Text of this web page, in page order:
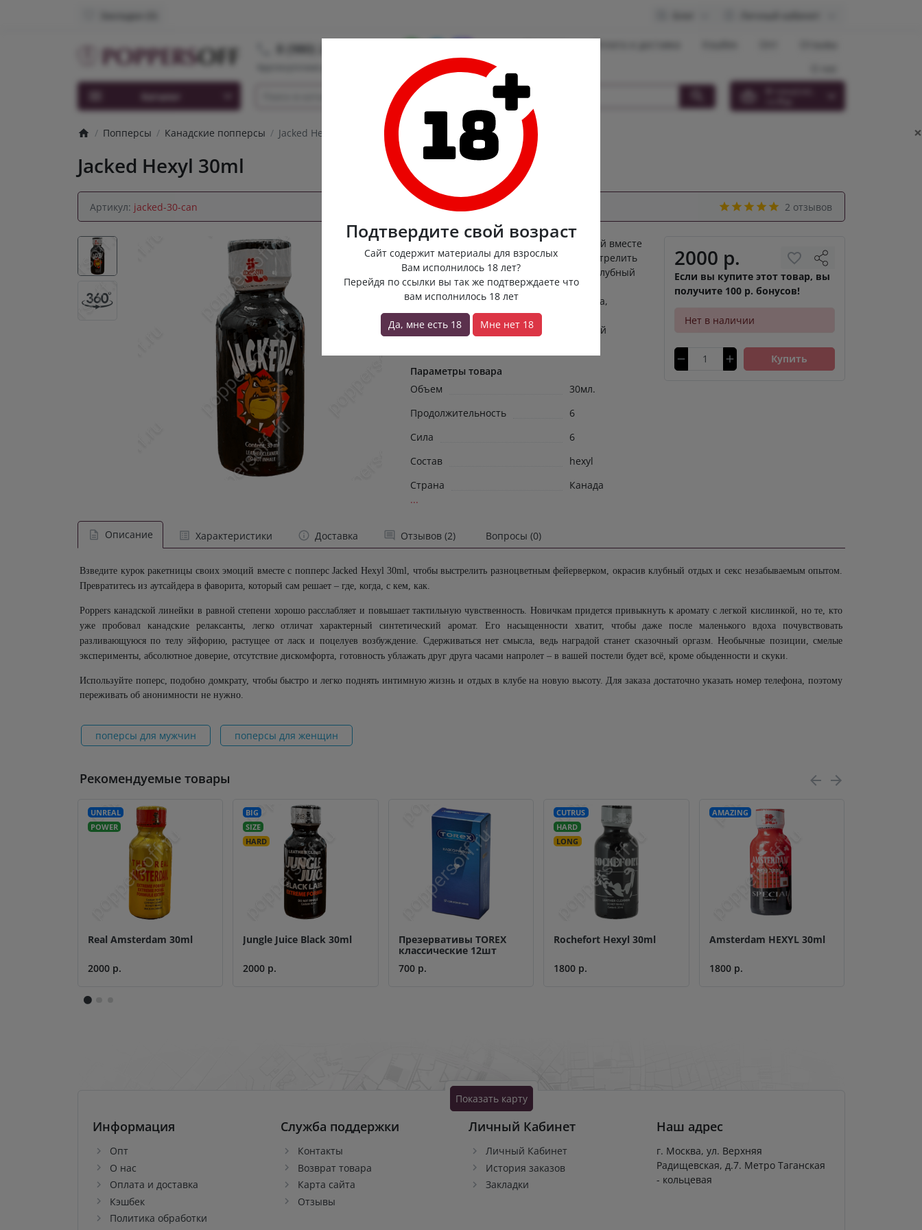
Подтвердите свой возраст
Сайт содержит материалы для взрослых
Вам исполнилось 18 лет?
Перейдя по ссылки вы так же подтверждаете что
вам исполнилось 18 лет
Да, мне есть 18 Мне нет 18
8 (980) 222-88-55
Каталог
×
Попперсы Канадские попперсы Jacked Hexyl 30ml
Jacked Hexyl 30ml
Артикул: jacked-30-can 2 отзывов
HARD
2000 р.
Если вы купите этот товар, вы
получите 100 р. бонусов!
Нет в наличии
Купить
Взведите курок ракетницы своих эмоций вместе
с попперс Jacked Hexyl 30ml, чтобы выстрелить
разноцветным фейерверком, окрасив клубный
отдых и секс незабываемым опытом.
Превратитесь из аутсайдера в фаворита,
который сам решает – где, когда, с кем,
как.Poppers канадской линейки в равной
Параметры товара
Объем
30мл.
Продолжительность
6
Сила
6
Состав
hexyl
Страна
Канада
...
Описание Характеристики Доставка Отзывов (2) Вопросы (0)
Взведите курок ракетницы своих эмоций вместе с попперсJacked Hexyl 30ml
, чтобы выстрелить разноцветным фейерверком, окрасив клубный отдых и секс незабываемым опытом.
Превратитесь из аутсайдера в фаворита, который сам решает – где, когда, с кем, как.
Poppers канадской линейки в равной степени хорошо расслабляет и повышает тактильную чувственность. Новичкам придется привыкнуть к аромату с легкой кислинкой, но те, кто
уже пробовал канадские релаксанты, легко отличат характерный синтетический аромат. Его насыщенности хватит, чтобы даже после маленького вдоха почувствовать
разливающуюся по телу эйфорию, растущее от ласк и поцелуев возбуждение. Сдерживаться нет смысла, ведь наградой станет сказочный оргазм. Необычные позиции, смелые
эксперименты, абсолютное доверие, отсутствие дискомфорта, готовность ублажать друг друга часами напролет – в вашей постели будет всё, кроме обыденности и скуки.
Используйте поперс, подобно домкрату, чтобы быстро и легко поднять интимную жизнь и отдых в клубе на новую высоту. Для заказа достаточно указать номер телефона, поэтому
переживать об анонимности не нужно.
поперсы для мужчин поперсы для женщин
Рекомендуемые товары
UNREAL
POWER
Real Amsterdam 30ml
2000 р.
BIG
SIZE
HARD
Jungle Juice Black 30ml
2000 р.
Презервативы TOREX
классические 12шт
700 р.
CUTRUS
HARD
LONG
Rochefort Hexyl 30ml
1800 р.
AMAZING
Amsterdam HEXYL 30ml
1800 р.
Показать карту
Информация
Опт
О нас
Оплата и доставка
Кэшбек
Политика обработки
Служба поддержки
Контакты
Возврат товара
Карта сайта
Отзывы
Личный Кабинет
Личный Кабинет
История заказов
Закладки
Наш адрес
г. Москва, ул. Верхняя
Радищевская, д.7. Метро Таганская
- кольцевая